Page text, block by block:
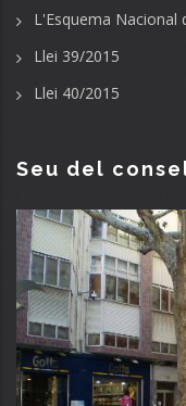
L'Esquema Nacional
Llei 39/2015
Llei 40/2015
Seu del